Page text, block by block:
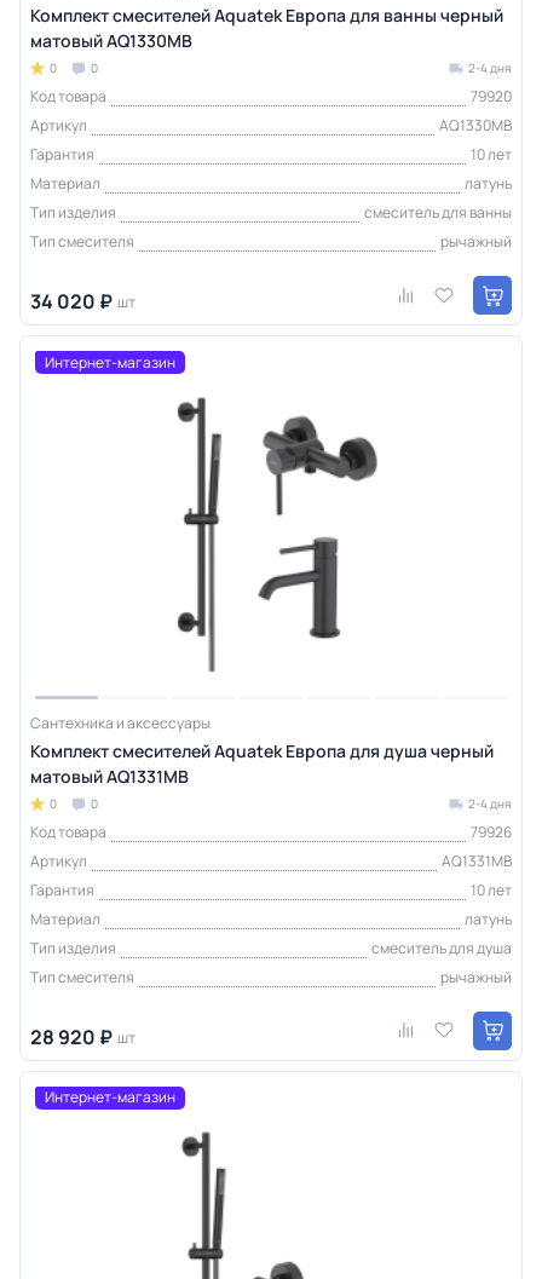
Комплект смесителей Aquatek Европа для ванны черный
матовый AQ1330MB
0 0 2-4 дня
Код товара
79920
Артикул
AQ1330MB
Гарантия
10 лет
Материал
латунь
Тип изделия
смеситель для ванны
Тип смесителя
рычажный
34 020 ₽ шт
Интернет-магазин
Сантехника и аксессуары
Комплект смесителей Aquatek Европа для душа черный
матовый AQ1331MB
0 0 2-4 дня
Код товара
79926
Артикул
AQ1331MB
Гарантия
10 лет
Материал
латунь
Тип изделия
смеситель для душа
Тип смесителя
рычажный
28 920 ₽ шт
Интернет-магазин